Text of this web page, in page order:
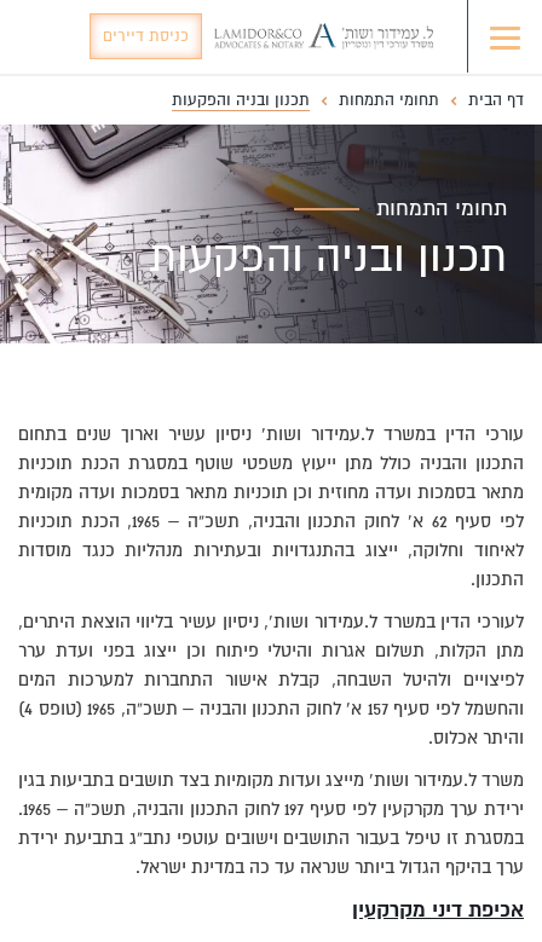
כניסת דיירים
דף הבית תחומי התמחות תכנון ובניה והפקעות
תחומי התמחות
תכנון ובניה והפקעות
עורכי הדין במשרד ל.עמידור ושות’ ניסיון עשיר וארוך שנים בתחום
התכנון והבניה כולל מתן ייעוץ משפטי שוטף במסגרת הכנת תוכניות
מתאר בסמכות ועדה מחוזית וכן תוכניות מתאר בסמכות ועדה מקומית
לפי סעיף 62 א’ לחוק התכנון והבניה, תשכ”ה – 1965, הכנת תוכניות
לאיחוד וחלוקה, ייצוג בהתנגדויות ובעתירות מנהליות כנגד מוסדות
התכנון.
לעורכי הדין במשרד ל.עמידור ושות’, ניסיון עשיר בליווי הוצאת היתרים,
מתן הקלות, תשלום אגרות והיטלי פיתוח וכן ייצוג בפני ועדת ערר
לפיצויים ולהיטל השבחה, קבלת אישור התחברות למערכות המים
והחשמל לפי סעיף 157 א’ לחוק התכנון והבניה – תשכ”ה, 1965 (טופס 4)
והיתר אכלוס.
משרד ל.עמידור ושות’ מייצג ועדות מקומיות בצד תושבים בתביעות בגין
ירידת ערך מקרקעין לפי סעיף 197 לחוק התכנון והבניה, תשכ”ה – 1965.
במסגרת זו טיפל בעבור התושבים וישובים עוטפי נתב”ג בתביעת ירידת
ערך בהיקף הגדול ביותר שנראה עד כה במדינת ישראל.
אכיפת דיני מקרקעין